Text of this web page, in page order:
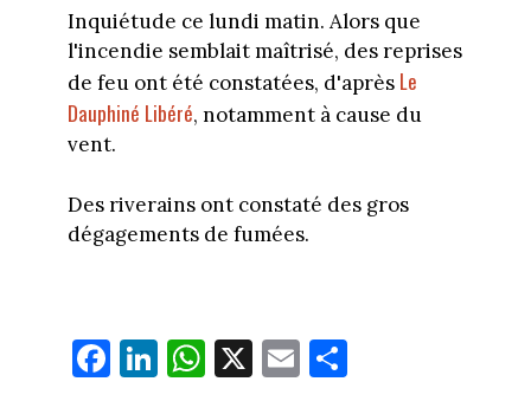
Inquiétude ce lundi matin. Alors que
l'incendie semblait maîtrisé, des reprises
de feu ont été constatées, d'après Le
Dauphiné Libéré, notamment à cause du
vent.
Des riverains ont constaté des gros
dégagements de fumées.
Fa Li W X E Pa